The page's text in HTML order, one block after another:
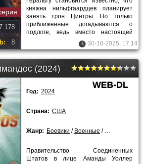
8
княжна нильфгаардцев планирует
занять трон Цинтры. Но только
приближенные догадываются о
подлоге, ведь вместо настоящей
Цириллы готовится совершенно
другая
30-10-2025, 17:14
(2024)
WEB-DL
Год: 2024
Страна: США
Жанр: Боевики / Военные / Детективы
Правительство Соединенных
Штатов в лице Аманды Уоллер